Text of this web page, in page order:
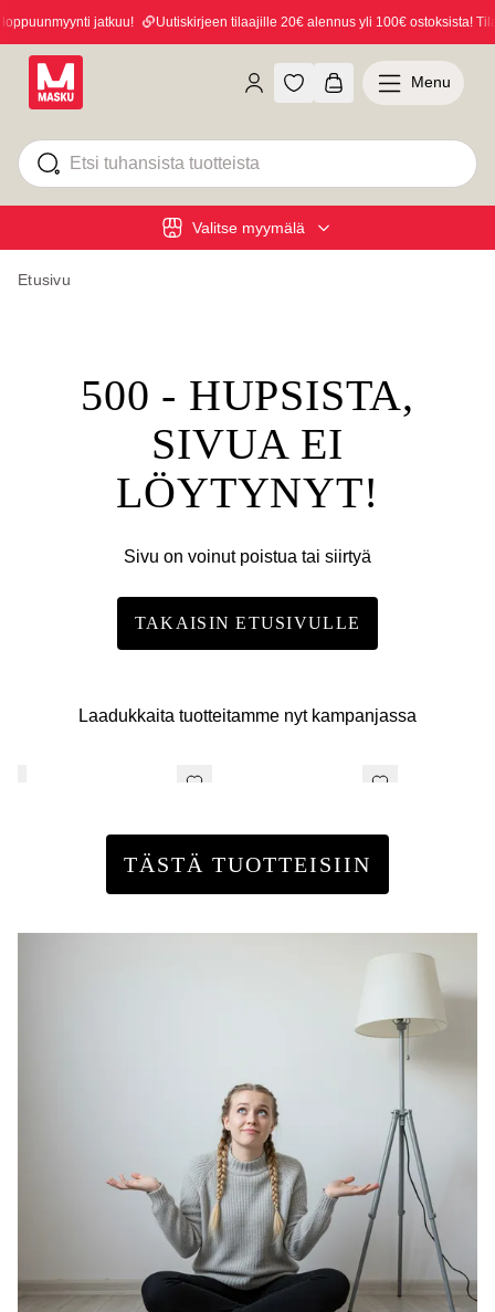
jatkuu! Uutiskirjeen tilaajille 20€ alennus yli 100€ ostoksista!
Valitse myymälä
Menu
Etusivu
500 - HUPSISTA,
SIVUA EI
LÖYTYNYT!
Sivu on voinut poistua tai siirtyä
TAKAISIN ETUSIVULLE
Laadukkaita tuotteitamme nyt kampanjassa
TÄSTÄ TUOTTEISIIN